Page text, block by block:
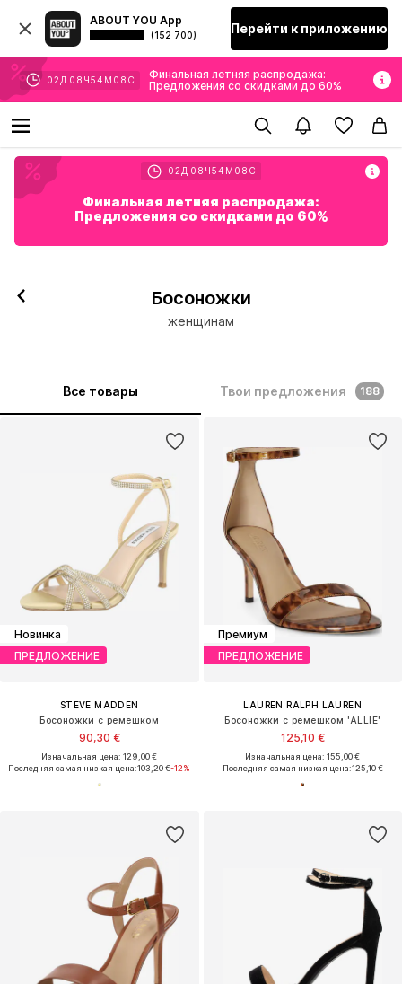
ABOUT YOU App
(152 700) Перейти к приложению
02 Д 08 Ч54 М 05 С
Финальная летняя распродажа:
Предложения со скидками до 60%
02 Д 08 Ч54 М 05 С
Финальная летняя распродажа:
Предложения со скидками до 60%
Босоножки
женщинам
Все товары Твои предложения 188
Новинка
ПРЕДЛОЖЕНИЕ
STEVE MADDEN
Босоножки с ремешком
90,30 €
Изначальная цена: 129,00 €
Последняя самая низкая цена:103,20 €-12%
Премиум
ПРЕДЛОЖЕНИЕ
LAUREN RALPH LAUREN
Босоножки с ремешком 'ALLIE'
125,10 €
Изначальная цена: 155,00 €
Последняя самая низкая цена:125,10 €